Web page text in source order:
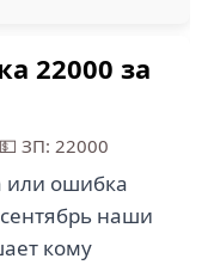
22000 за
💵 ЗП: 22000
или ошибка
наши
кому